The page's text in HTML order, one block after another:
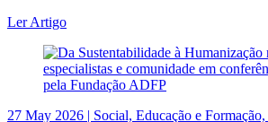
Ler Artigo
27 May 2026 | Social, Educação e